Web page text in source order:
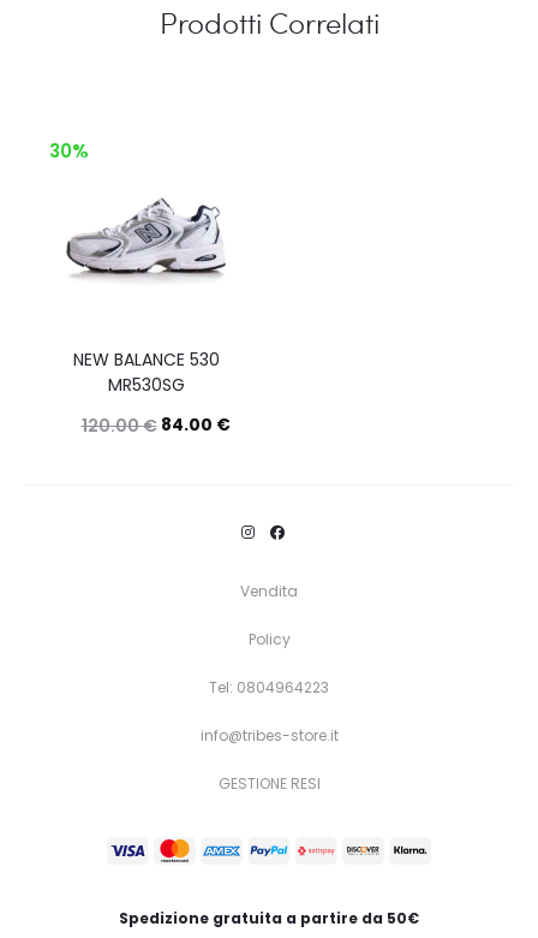
Prodotti Correlati
30%
NEW BALANCE 530
MR530SG
120.00€ 84.00 €
opzioni
essere
scelte
pagina
prodotto
Vendita
Policy
Tel: 0804964223
info@tribes-store.it
GESTIONE RESI
Spedizione gratuita a partire da 50€